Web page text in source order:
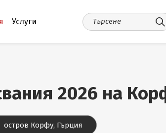
Услуги
2026 на
остров Корфу, Гърция